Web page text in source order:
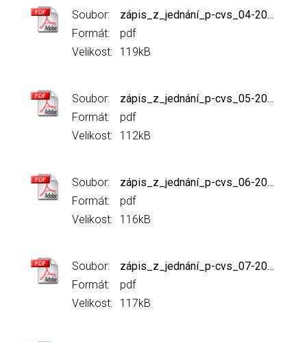
Soubor:
zápis_z_jednání_p-cvs_04-2017.pdf
Formát:
pdf
Velikost:
119kB
Soubor:
zápis_z_jednání_p-cvs_05-2017.pdf
Formát:
pdf
Velikost:
112kB
Soubor:
zápis_z_jednání_p-cvs_06-2017_-_opr..pdf
Formát:
pdf
Velikost:
116kB
Soubor:
zápis_z_jednání_p-cvs_07-2017.pdf
Formát:
pdf
Velikost:
117kB